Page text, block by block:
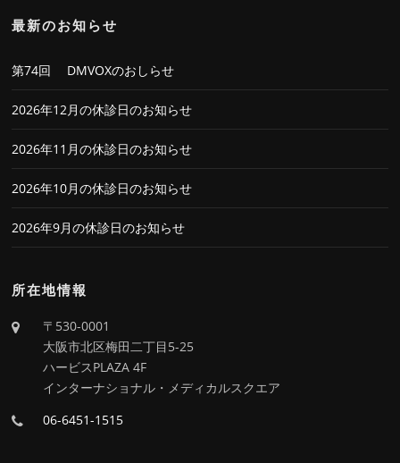
最新のお知らせ
第74回 DMVOXのおしらせ
2026年12月の休診日のお知らせ
2026年11月の休診日のお知らせ
2026年10月の休診日のお知らせ
2026年9月の休診日のお知らせ
所在地情報
〒530-0001
大阪市北区梅田二丁目5-25
ハービスPLAZA 4F
インターナショナル・メディカルスクエア
06-6451-1515